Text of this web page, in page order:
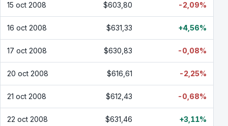
15 oct 2008 $603,80 -2,09%
16 oct 2008 $631,33 +4,56%
17 oct 2008 $630,83 -0,08%
20 oct 2008 $616,61 -2,25%
21 oct 2008 $612,43 -0,68%
22 oct 2008 $631,46 +3,11%